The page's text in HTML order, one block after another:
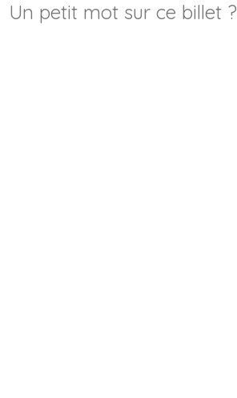
Un petit mot sur ce billet ?